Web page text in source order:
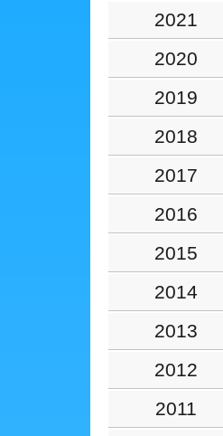
2021
2020
2019
2018
2017
2016
2015
2014
2013
2012
2011